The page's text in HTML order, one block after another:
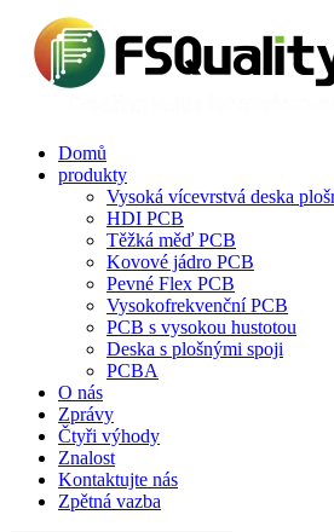
Domů
produkty
Vysoká vícevrstvá deska
HDI PCB
Těžká měď PCB
Kovové jádro PCB
Pevné Flex PCB
Vysokofrekvenční PCB
PCB s vysokou hustotou
Deska s plošnými spoji
PCBA
O nás
Zprávy
Čtyři výhody
Znalost
Kontaktujte nás
Zpětná vazba